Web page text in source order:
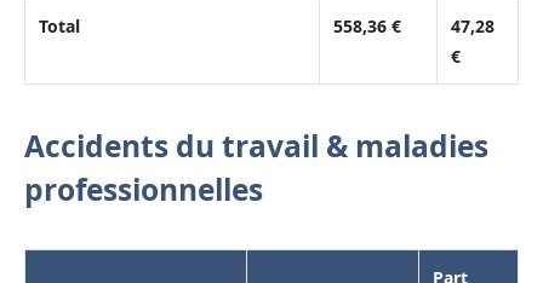
Total 558,36 €
47,28
€
Accidents du travail & maladies
professionnelles
Part